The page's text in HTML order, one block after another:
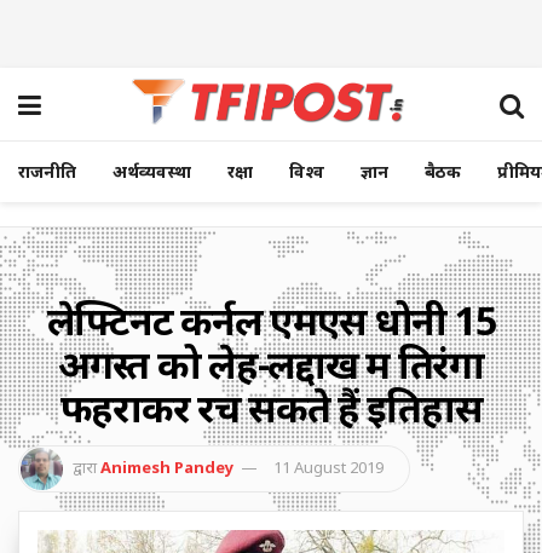
राजनीति अर्थव्यवस्था रक्षा विश्व ज्ञान बैठक
लेफ्टिनेंट कर्नल एमएस धोनी 15
अगस्त को लेह-लद्दाख में तिरंगा
फहराकर रच सकते हैं इतिहास
द्वाराAnimesh Pandey 11 August 2019